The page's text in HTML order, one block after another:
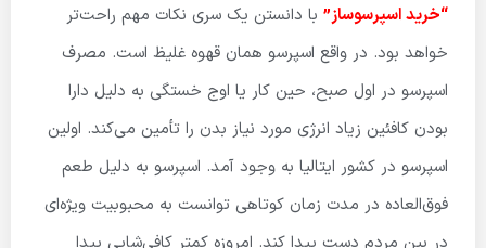
“خرید اسپرسوساز” با دانستن یک سری نکات مهم راحت‌تر
خواهد بود. در واقع اسپرسو همان قهوه غلیظ است. مصرف
اسپرسو در اول صبح، حین کار یا اوج خستگی به دلیل دارا
بودن کافئین زیاد انرژی مورد نیاز بدن را تأمین می‌کند. اولین
اسپرسو در کشور ایتالیا به وجود آمد. اسپرسو به دلیل طعم
فوق‌العاده در مدت زمان کوتاهی توانست به محبوبیت ویژه‌ای